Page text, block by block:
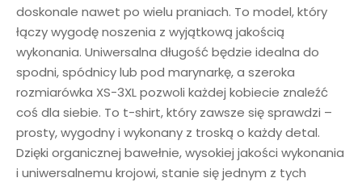
doskonale nawet po wielu praniach. To model, który
łączy wygodę noszenia z wyjątkową jakością
wykonania. Uniwersalna długość będzie idealna do
spodni, spódnicy lub pod marynarkę, a szeroka
rozmiarówka XS-3XL pozwoli każdej kobiecie znaleźć
coś dla siebie. To t-shirt, który zawsze się sprawdzi –
prosty, wygodny i wykonany z troską o każdy detal.
Dzięki organicznej bawełnie, wysokiej jakości wykonania
i uniwersalnemu krojowi, stanie się jednym z tych